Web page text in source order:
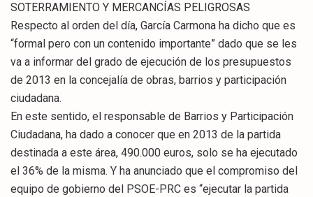
SOTERRAMIENTO Y MERCANCÍAS PELIGROSAS
Respecto al orden del día, García Carmona ha dicho que es
“formal pero con un contenido importante” dado que se les
va a informar del grado de ejecución de los presupuestos
de 2013 en la concejalía de obras, barrios y participación
ciudadana.
En este sentido, el responsable de Barrios y Participación
Ciudadana, ha dado a conocer que en 2013 de la partida
destinada a este área, 490.000 euros, solo se ha ejecutado
el 36% de la misma. Y ha anunciado que el compromiso del
equipo de gobierno del PSOE-PRC es “ejecutar la partida